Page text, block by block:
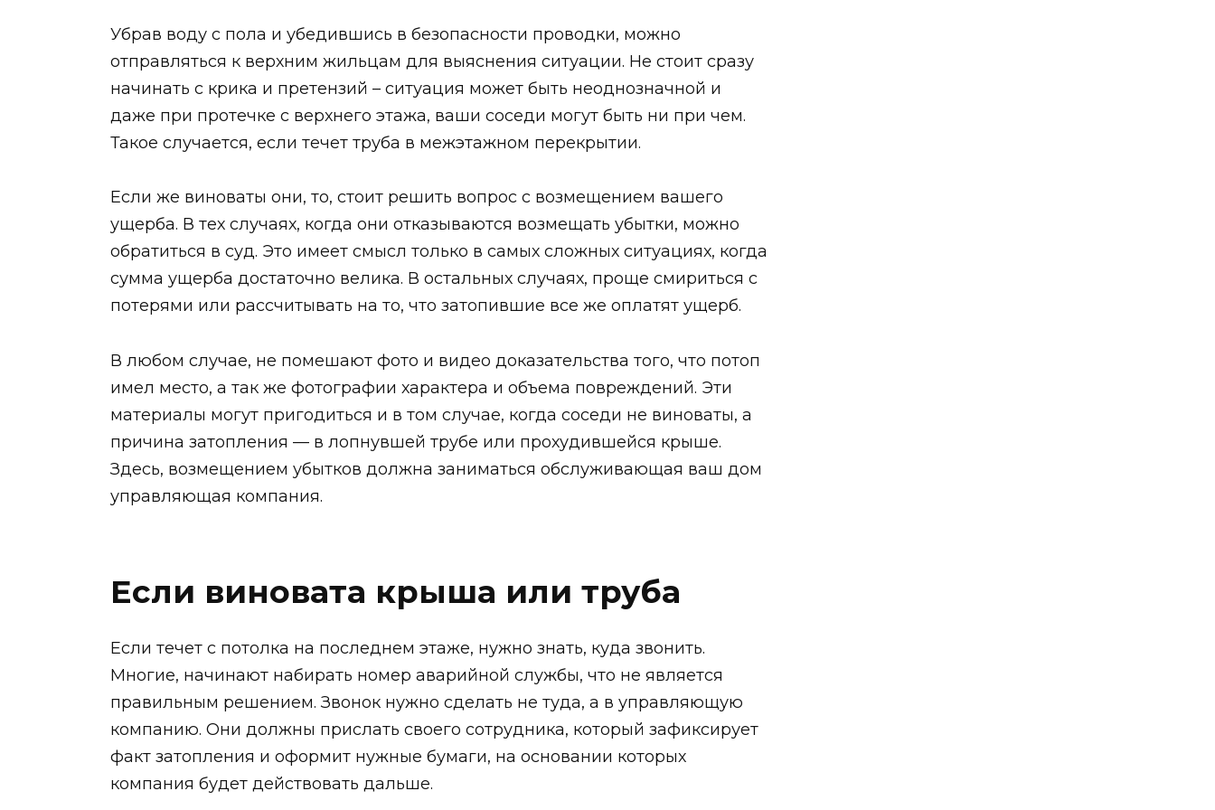
Убрав воду с пола и убедившись в безопасности проводки, можно
отправляться к верхним жильцам для выяснения ситуации. Не стоит сразу
начинать с крика и претензий – ситуация может быть неоднозначной и
даже при протечке с верхнего этажа, ваши соседи могут быть ни при чем.
Такое случается, если течет труба в межэтажном перекрытии.
Если же виноваты они, то, стоит решить вопрос с возмещением вашего
ущерба. В тех случаях, когда они отказываются возмещать убытки, можно
обратиться в суд. Это имеет смысл только в самых сложных ситуациях, когда
сумма ущерба достаточно велика. В остальных случаях, проще смириться с
потерями или рассчитывать на то, что затопившие все же оплатят ущерб.
В любом случае, не помешают фото и видео доказательства того, что потоп
имел место, а так же фотографии характера и объема повреждений. Эти
материалы могут пригодиться и в том случае, когда соседи не виноваты, а
причина затопления — в лопнувшей трубе или прохудившейся крыше.
Здесь, возмещением убытков должна заниматься обслуживающая ваш дом
управляющая компания.
Если виновата крыша или труба
Если течет с потолка на последнем этаже, нужно знать, куда звонить.
Многие, начинают набирать номер аварийной службы, что не является
правильным решением. Звонок нужно сделать не туда, а в управляющую
компанию. Они должны прислать своего сотрудника, который зафиксирует
факт затопления и оформит нужные бумаги, на основании которых
компания будет действовать дальше.